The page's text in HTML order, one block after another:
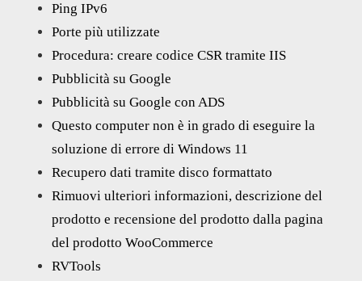
Ping IPv6
Porte più utilizzate
Procedura: creare codice CSR tramite IIS
Pubblicità su Google
Pubblicità su Google con ADS
Questo computer non è in grado di eseguire la
soluzione di errore di Windows 11
Recupero dati tramite disco formattato
Rimuovi ulteriori informazioni, descrizione del
prodotto e recensione del prodotto dalla pagina
del prodotto WooCommerce
RVTools